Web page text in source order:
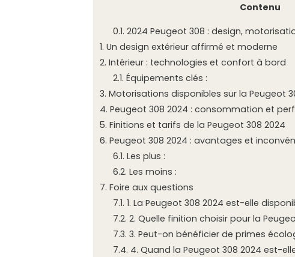
Contenu
0.1. 2024 Peugeot 308 : design,
1. Un design extérieur affirmé et moderne
2. Intérieur : technologies et confort à bord
2.1. Équipements clés :
3. Motorisations disponibles sur la Peugeot
4. Peugeot 308 2024 : consommation et
5. Finitions et tarifs de la Peugeot 308 2024
6. Peugeot 308 2024 : avantages et
6.1. Les plus :
6.2. Les moins :
7. Foire aux questions
7.1. 1. La Peugeot 308 2024 est-elle
7.2. 2. Quelle finition choisir pour la
7.3. 3. Peut-on bénéficier de primes
7.4. 4. Quand la Peugeot 308 2024 est-